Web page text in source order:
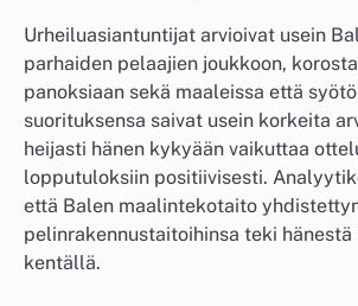
Urheiluasiantuntijat arvioivat usein
parhaiden pelaajien joukkoon,
panoksiaan sekä maaleissa että
suorituksensa saivat usein korkeita
heijasti hänen kykyään vaikuttaa
lopputuloksiin positiivisesti.
että Balen maalintekotaito
pelinrakennustaitoihinsa teki hänestä
kentällä.